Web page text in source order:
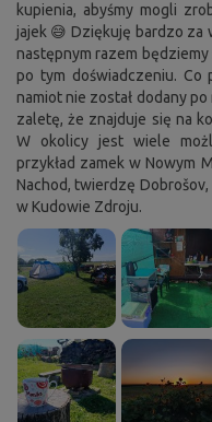
kupienia, abyśmy mogli
jajek 😅 Dziękuję bardzo za
następnym razem będziemy
po tym doświadczeniu. Co
namiot nie został dodany
zaletę, że znajduje się na
W okolicy jest wiele
przykład zamek w Nowym
Nachod, twierdzę
w Kudowie Zdroju.